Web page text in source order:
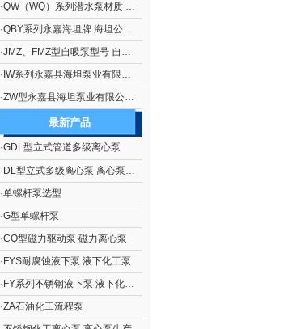
·QW（WQ）系列潜水泵材质 QW（WQ）系列无堵塞潜水排污泵
·QBY系列永嘉海坦牌 海坦公司生产 隔膜泵系列 QBY系列铝合金气动隔膜泵
·JMZ、FMZ型自吸泵型号 自吸泵概述 JMZ、FMZ型不锈钢移动式自吸泵
· IW系列永嘉县海坦泵业有限公司生产 IW系列直连式单级旋涡泵
·ZW型永嘉县海坦泵业有限公司制造 ZW型无堵塞自吸排污泵
最新产品
·GDL型立式管道多级离心泵
· DL型立式多级离心泵 离心泵生产
·单螺杆泵选型
·G型单螺杆泵
·CQ型磁力驱动泵 磁力离心泵
· FYS耐腐蚀液下泵 液下化工泵
· FY系列不锈钢液下泵 液下化工泵
·ZA石油化工流程泵